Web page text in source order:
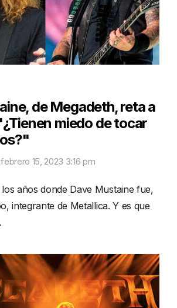
de Megadeth, reta a
miedo de tocar
febrero 15, 2023 3:16 pm
años donde Dave Mustaine fue,
integrante de Metallica. Y es que